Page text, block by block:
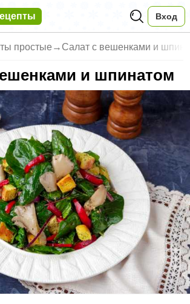
Вход
простые → Салат с вешенками и
и шпинатом